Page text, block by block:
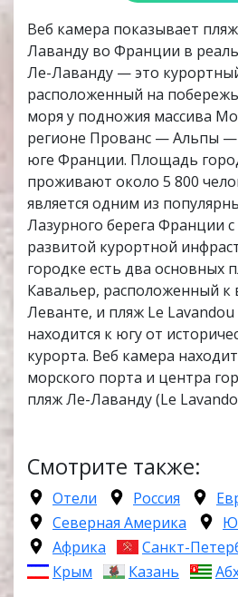
Веб камера показывает
Лаванду во Франции в
Ле-Лаванду — это
расположенный на
моря у подножия массива
регионе Прованс — Альпы —
юге Франции. Площадь
проживают около 5 800
является одним из
Лазурного берега Франции
развитой курортной
городке есть два основных
Кавальер, расположенный к
Леванте, и пляж Le
находится к югу от
курорта. Веб камера
морского порта и центра
пляж Ле-Лаванду (Le
Смотрите также:
Отели Россия
Северная Америка
Африка
Санкт-
Крым
Казань